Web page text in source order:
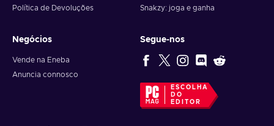
Política de Devoluções
Snakzy: joga e ganha
Negócios
Vende na Eneba
Anuncia connosco
Segue-nos
ESCOLHA
DO
EDITOR